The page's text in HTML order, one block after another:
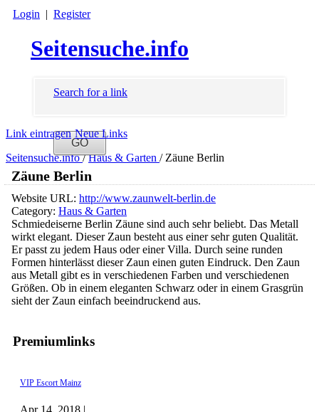
Login | Register
Seitensuche.info
Search for a link
Link eintragen Neue Links
Seitensuche.info/ Haus & Garten / Zäune Berlin
Premiumlinks
VIP Escort Mainz
Zäune Berlin
Website URL: http://www.zaunwelt-berlin.de
Category: Haus & Garten
Schmiedeiserne Berlin Zäune sind auch sehr beliebt. Das Metall
wirkt elegant. Dieser Zaun besteht aus einer sehr guten Qualität.
Er passt zu jedem Haus oder einer Villa. Durch seine runden
Formen hinterlässt dieser Zaun einen guten Eindruck. Den Zaun
aus Metall gibt es in verschiedenen Farben und verschiedenen
Größen. Ob in einem eleganten Schwarz oder in einem Grasgrün
sieht der Zaun einfach beeindruckend aus.